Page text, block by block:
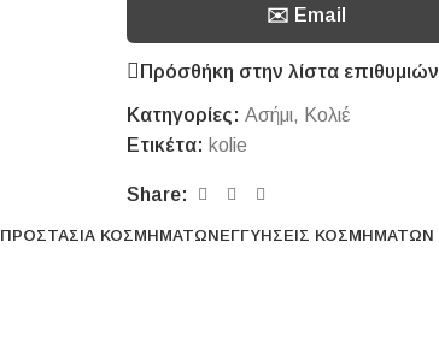
✉️ Email
Πρόσθήκη στην λίστα επιθυμιών
Κατηγορίες: Ασήμι, Κολιέ
Ετικέτα: kolie
Share:
ΠΡΟΣΤΑΣΊΑ ΚΟΣΜΗΜΆΤΩΝΕΓΓΥΉΣΕΙΣ ΚΟΣΜΗΜΆΤΩΝ